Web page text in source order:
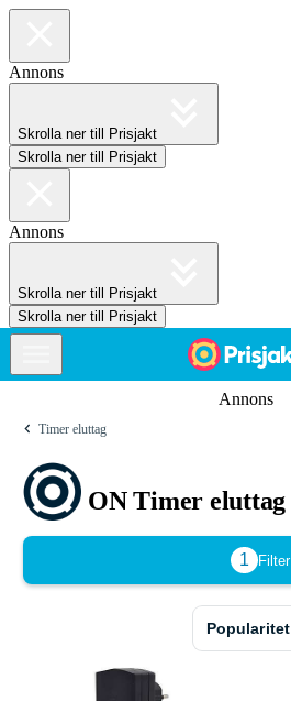
Annons
Skrolla ner till Prisjakt
Skrolla ner till Prisjakt
Annons
Skrolla ner till Prisjakt
Skrolla ner till Prisjakt
Annons
Timer eluttag
ON Timer eluttag
1 Filter
Popularitet